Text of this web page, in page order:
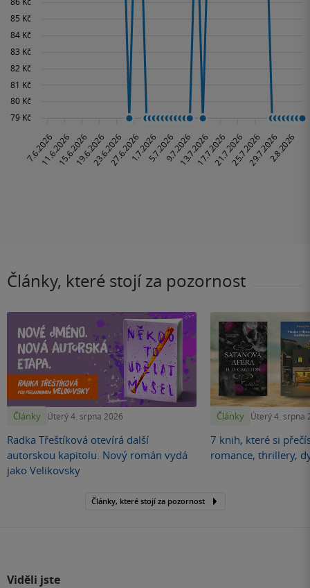
Články, které stojí za pozornost
Články Úterý 4. srpna 2026
Radka Třeštíková otevírá další
autorskou kapitolu. Nový román vydá
jako Velikovsky
Články Úterý 4. srpna
7 knih, které si
romance, thrillery,
Články, které stojí za pozornost
Viděli jste